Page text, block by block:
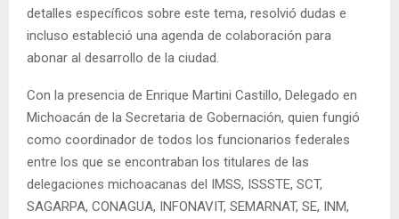
detalles específicos sobre este tema, resolvió dudas e
incluso estableció una agenda de colaboración para
abonar al desarrollo de la ciudad.
Con la presencia de Enrique Martini Castillo, Delegado en
Michoacán de la Secretaria de Gobernación, quien fungió
como coordinador de todos los funcionarios federales
entre los que se encontraban los titulares de las
delegaciones michoacanas del IMSS, ISSSTE, SCT,
SAGARPA, CONAGUA, INFONAVIT, SEMARNAT, SE, INM,